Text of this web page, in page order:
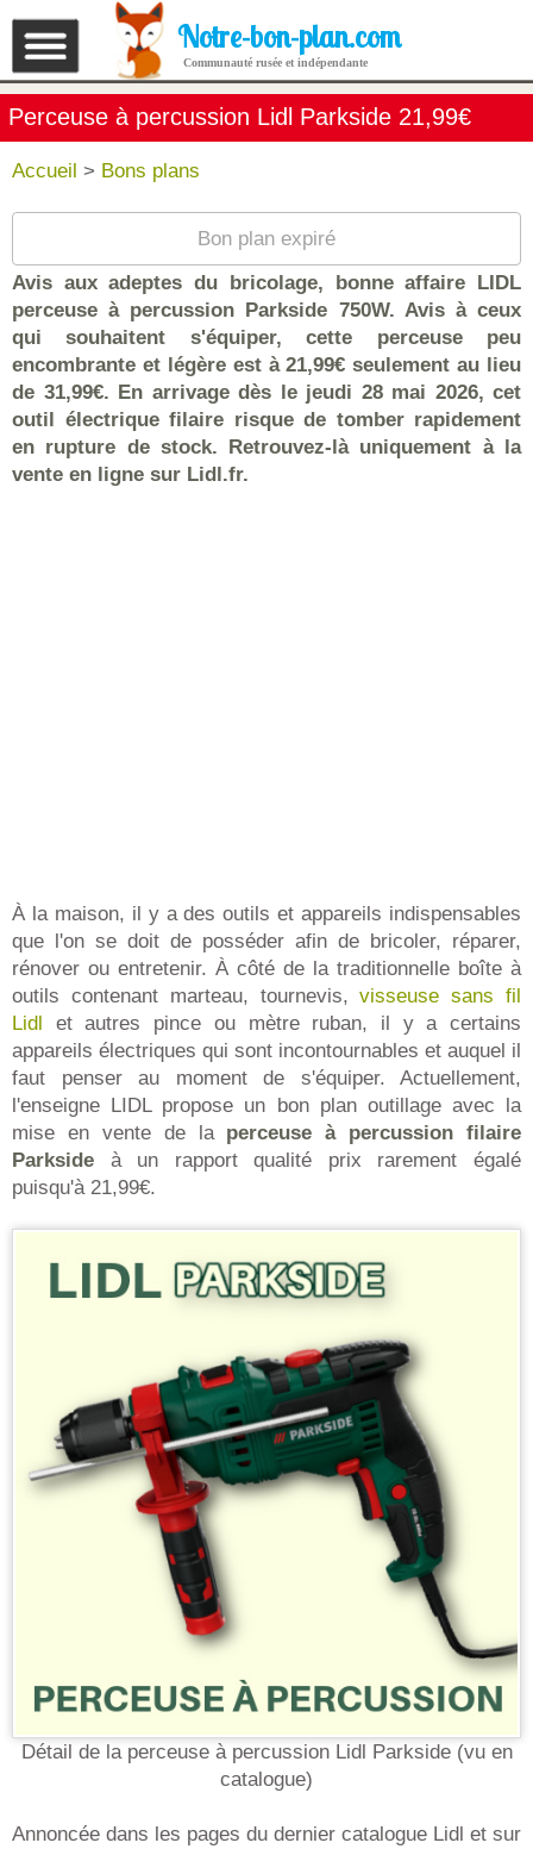
Notre-bon-plan.com
Communauté rusée et indépendante
Perceuse à percussion Lidl Parkside 21,99€
Accueil > Bons plans
Bon plan expiré
Avis aux adeptes du bricolage, bonne affaire LIDL
perceuse à percussion Parkside 750W. Avis à ceux
qui souhaitent s'équiper, cette perceuse peu
encombrante et légère est à 21,99€ seulement au lieu
de 31,99€. En arrivage dès le jeudi 28 mai 2026, cet
outil électrique filaire risque de tomber rapidement
en rupture de stock. Retrouvez-là uniquement à la
vente en ligne sur Lidl.fr.
À la maison, il y a des outils et appareils indispensables
que l'on se doit de posséder afin de bricoler, réparer,
rénover ou entretenir. À côté de la traditionnelle boîte à
outils contenant marteau, tournevis,visseuse sans fil
Lidl et autres pince ou mètre ruban, il y a certains
appareils électriques qui sont incontournables et auquel il
faut penser au moment de s'équiper. Actuellement,
l'enseigne LIDL propose un bon plan outillage avec la
mise en vente de la perceuse à percussion filaire
Parkside à un rapport qualité prix rarement égalé
puisqu'à 21,99€.
Détail de la perceuse à percussion Lidl Parkside (vu en
catalogue)
Annoncée dans les pages du dernier catalogue Lidl et sur